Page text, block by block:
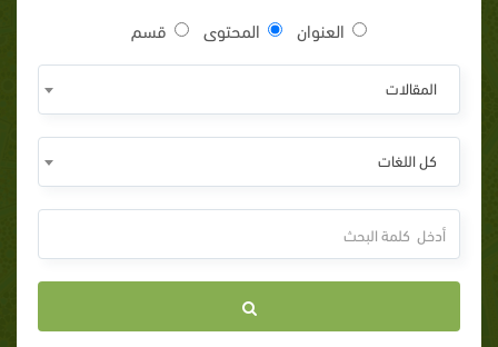
العنوان المحتوى قسم
المقالات
كل اللغات